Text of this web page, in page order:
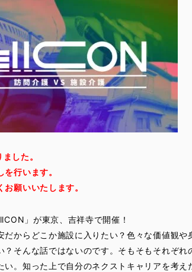
した。
行います。
願いいたします。
」が東京、吉祥寺で開催！
からどこか施設に入りたい？色々な価値観や
そんな話ではないのです。そもそもそれぞれ
。知った上で自分のネクストキャリアを考え